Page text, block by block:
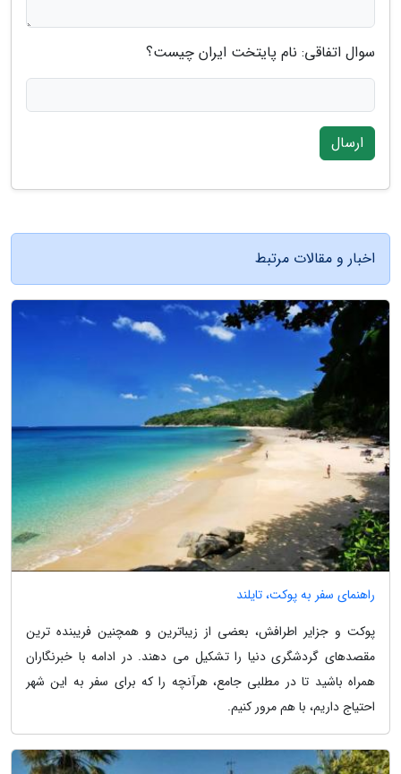
سوال اتفاقی: نام پایتخت ایران چیست؟
ارسال
اخبار و مقالات مرتبط
راهنمای سفر به پوکت، تایلند
پوکت و جزایر اطرافش، بعضی از زیباترین و همچنین فریبنده ترین
مقصدهای گردشگری دنیا را تشکیل می دهند. در ادامه با خبرنگاران
همراه باشید تا در مطلبی جامع، هرآنچه را که برای سفر به این شهر
احتیاج داریم، با هم مرور کنیم.